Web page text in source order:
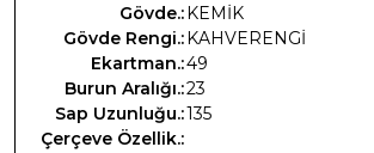
Gövde.:KEMİK
Gövde Rengi.:KAHVERENGİ
Ekartman.:49
Burun Aralığı.:23
Sap Uzunluğu.:135
Çerçeve Özellik.: